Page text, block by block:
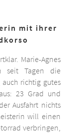
mit ihrer
Marie-Agnes
seit Tagen die
richtig gutes
23 Grad und
Ausfahrt nichts
will einen
verbringen,